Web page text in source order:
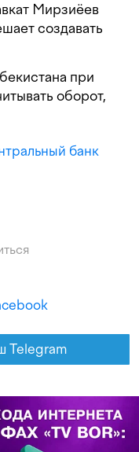
Мирзиёев
создавать
при
оборот,
банк
Telegram